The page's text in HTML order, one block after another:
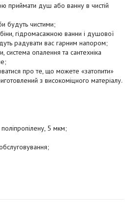
приймати душ або ванну в чистій
будуть чистими;
гідромасажною ванни і душової
радувати вас гарним напором;
система опалення та сантехніка
про те, що можете «затопити»
з високоміцного матеріалу.
5 мкм;